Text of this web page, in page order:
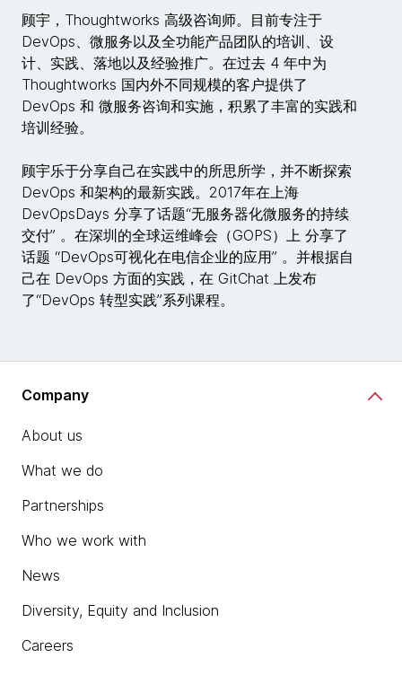
顾宇，Thoughtworks 高级咨询师。目前专注于
DevOps、微服务以及全功能产品团队的培训、设
计、实践、落地以及经验推广。在过去 4 年中为
Thoughtworks 国内外不同规模的客户提供了
DevOps 和 微服务咨询和实施，积累了丰富的实践和
培训经验。
顾宇乐于分享自己在实践中的所思所学，并不断探索
DevOps 和架构的最新实践。2017年在上海
DevOpsDays 分享了话题“无服务器化微服务的持续
交付” 。在深圳的全球运维峰会（GOPS）上 分享了
话题 “DevOps可视化在电信企业的应用” 。并根据自
己在 DevOps 方面的实践，在 GitChat 上发布
了“DevOps 转型实践”系列课程。
Company
About us
What we do
Partnerships
Who we work with
News
Diversity, Equity and Inclusion
Careers